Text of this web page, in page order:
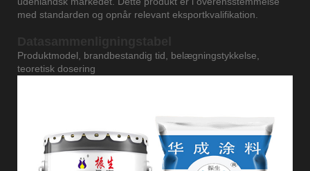
med standarden og opnår relevant eksportkvalifikation.
Produktmodel, brandbestandig tid, belægningstykkelse,
teoretisk dosering